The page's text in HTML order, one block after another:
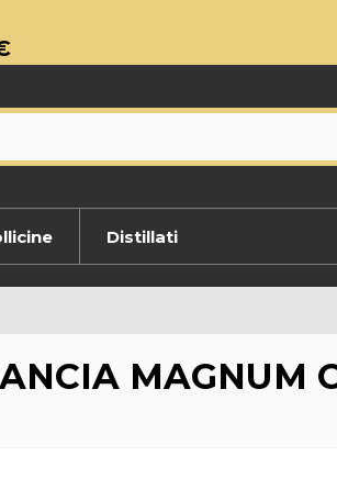
Distillati
MAGNUM